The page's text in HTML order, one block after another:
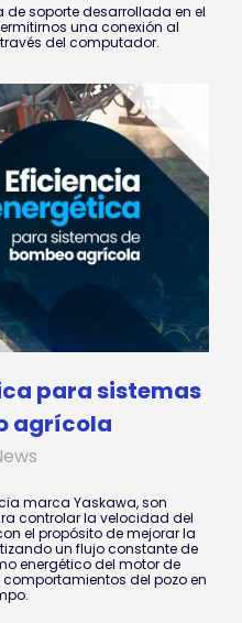
de soporte desarrollada en el
una conexión al
del computador.
para sistemas
agrícola
marca Yaskawa, son
controlar la velocidad del
el propósito de mejorar la
un flujo constante de
energético del motor de
del pozo en